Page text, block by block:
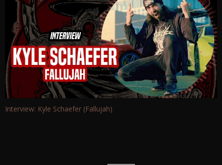
Interview: Kyle Schaefer (Fallujah)